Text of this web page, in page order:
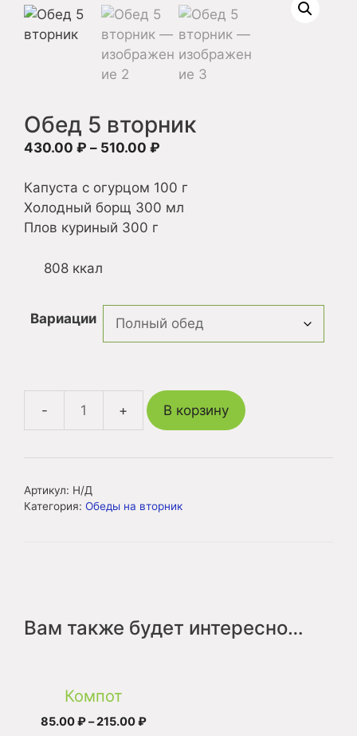
Обед 5 вторник
430.00 ₽ – 510.00 ₽
430.00 ₽
–
Капуста с огурцом 100 г
Холодный борщ 300 мл
Плов куриный 300 г
808 ккал
Вариации
Количество
Обед
В корзину
Артикул: Н/Д
Категория: Обеды на вторник
Вам также будет интересно…
Компот
85.00₽–215.00₽Диапазон
несколько